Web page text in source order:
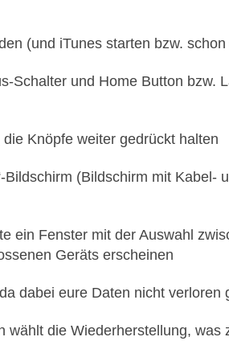
(und iTunes starten bzw.
Schalter und Home Button bzw.
Knöpfe weiter gedrückt halten
Bildschirm (Bildschirm mit Kabel-
ein Fenster mit der Auswahl
Geräts erscheinen
dabei eure Daten nicht verloren
wählt die Wiederherstellung, was